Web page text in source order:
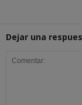
Dejar una